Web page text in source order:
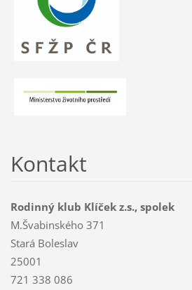
Kontakt
Rodinný klub Klíček z.s., spolek
M.Švabinského 371
Stará Boleslav
25001
721 338 086